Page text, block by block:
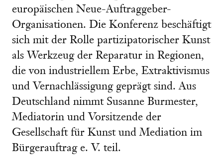
europäischen Neue-Auftraggeber-
Organisationen. Die Konferenz beschäftigt
sich mit der Rolle partizipatorischer Kunst
als Werkzeug der Reparatur in Regionen,
die von industriellem Erbe, Extraktivismus
und Vernachlässigung geprägt sind. Aus
Deutschland nimmt Susanne Burmester,
Mediatorin und Vorsitzende der
Gesellschaft für Kunst und Mediation im
Bürgerauftrag e. V. teil.